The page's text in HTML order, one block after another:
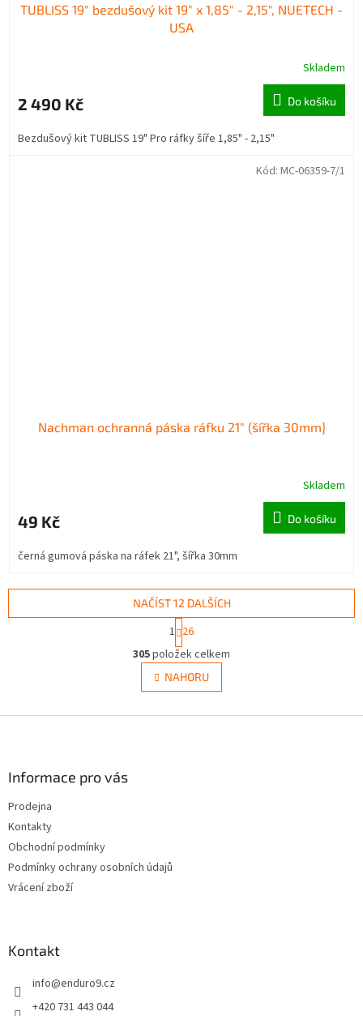
TUBLISS 19" bezdušový kit 19" x 1,85" - 2,15", NUETECH -
USA
Skladem
2 490 Kč Do košíku
Bezdušový kit TUBLISS 19" Pro ráfky šíře 1,85" - 2,15"
Nachman ochranná páska ráfku 21" (šířka 30mm}
Skladem
49 Kč Do košíku
černá gumová páska na ráfek 21", šířka 30mm
Kód: MC-06359-7/1
O
v
l
á
NAČÍST 12 DALŠÍCH
S
t
r
á
n
k
v
1 26
305položek celkem
NAHORU
Informace pro vás
Prodejna
Kontakty
Obchodní podmínky
Podmínky ochrany osobních údajů
Vrácení zboží
Kontakt
info@enduro9.cz
+420 731 443 044